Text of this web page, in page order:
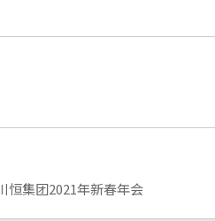
恒集团2021年新春年会